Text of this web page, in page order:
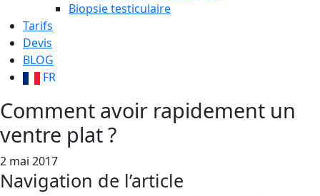
Biopsie testiculaire
Tarifs
Devis
BLOG
FR
Comment avoir rapidement un
ventre plat ?
2 mai 2017
Navigation de l’article